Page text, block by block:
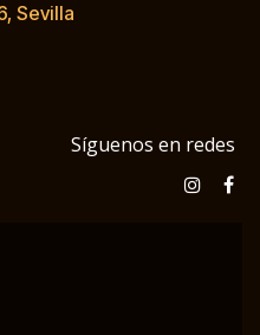
Sevilla
Síguenos en redes